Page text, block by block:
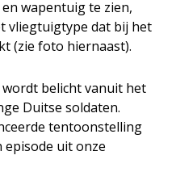
wapentuig te zien,
vliegtuigtype dat bij het
(zie foto hiernaast).
belicht vanuit het
Duitse soldaten.
tentoonstelling
episode uit onze